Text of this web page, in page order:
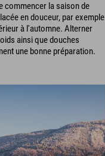
commencer la saison de
en douceur, par exemple
à l'automne. Alterner
ainsi que douches
une bonne préparation.